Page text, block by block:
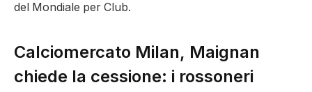
del Mondiale per Club.
Calciomercato Milan, Maignan
chiede la cessione: i rossoneri